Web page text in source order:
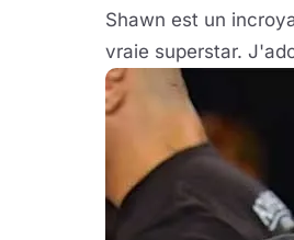
Shawn est un
vraie superstar.